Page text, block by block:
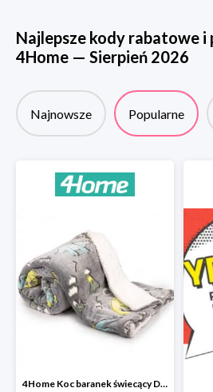
Najlepsze kody rabatowe i
4Home — Sierpień 2026
Najnowsze Popularne
4Home Koc baranek świecący Dino